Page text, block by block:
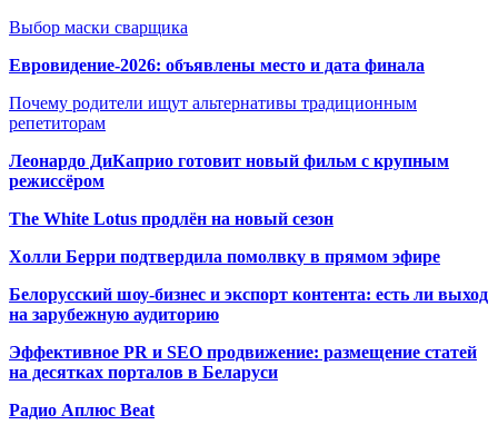
Выбор маски сварщика
Евровидение-2026: объявлены место и дата финала
Почему родители ищут альтернативы традиционным
репетиторам
Леонардо ДиКаприо готовит новый фильм с крупным
режиссёром
The White Lotus продлён на новый сезон
Холли Берри подтвердила помолвку в прямом эфире
Белорусский шоу-бизнес и экспорт контента: есть ли выход
на зарубежную аудиторию
Эффективное PR и SEO продвижение: размещение статей
на десятках порталов в Беларуси
Радио Аплюс Beat